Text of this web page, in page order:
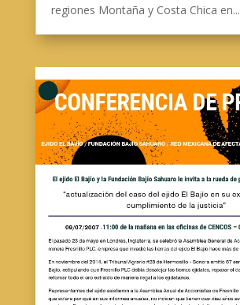
regiones Montaña y Costa Chica en...